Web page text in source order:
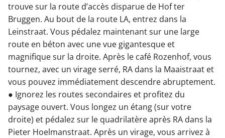
trouve sur la route d’accès disparue de Hof ter
Bruggen. Au bout de la route LA, entrez dans la
Leinstraat. Vous pédalez maintenant sur une large
route en béton avec une vue gigantesque et
magnifique sur la droite. Après le café Rozenhof, vous
tournez, avec un virage serré, RA dans la Maaistraat et
vous pouvez immédiatement descendre abruptement.
● Ignorez les routes secondaires et profitez du
paysage ouvert. Vous longez un étang (sur votre
droite) et pédalez sur le quadrilatère après RA dans la
Pieter Hoelmanstraat. Après un virage, vous arrivez à